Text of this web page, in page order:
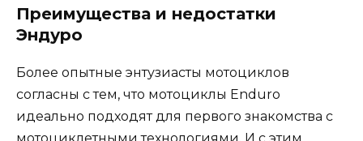
Преимущества и недостатки
Эндуро
Более опытные энтузиасты мотоциклов
согласны с тем, что мотоциклы Enduro
идеально подходят для первого знакомства с
мотоциклетными технологиями. И с этим